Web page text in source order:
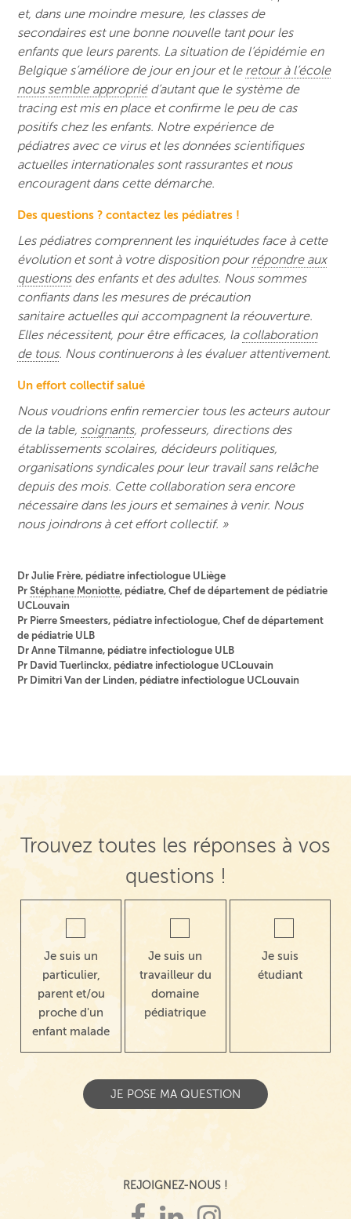
et, dans une moindre mesure, les classes de
secondaires est une bonne nouvelle tant pour les
enfants que leurs parents. La situation de l’épidémie en
Belgique s’améliore de jour en jour et le retour à l’école
nous semble appropriéd’autant que le système de
tracing est mis en place et confirme le peu de cas
positifs chez les enfants. Notre expérience de
pédiatres avec ce virus et les données scientifiques
actuelles internationales sont rassurantes et nous
encouragent dans cette démarche.
Des questions ? contactez les pédiatres !
Les pédiatres comprennent les inquiétudes face à cette
évolution et sont à votre disposition pourrépondre aux
questionsdes enfants et des adultes. Nous sommes
confiants dans les mesures de précaution
sanitaire actuelles qui accompagnent la réouverture.
Elles nécessitent, pour être efficaces, la collaboration
de tous. Nous continuerons à les évaluer attentivement.
Un effort collectif salué
Nous voudrions enfin remercier tous les acteurs autour
de la table, soignants, professeurs, directions des
établissements scolaires, décideurs politiques,
organisations syndicales pour leur travail sans relâche
depuis des mois. Cette collaboration sera encore
nécessaire dans les jours et semaines à venir. Nous
nous joindrons à cet effort collectif. »
Dr Julie Frère, pédiatre infectiologue ULiège
PrStéphane Moniotte, pédiatre, Chef de département de pédiatrie
UCLouvain
Pr Pierre Smeesters, pédiatre infectiologue, Chef de département
de pédiatrie ULB
Dr Anne Tilmanne, pédiatre infectiologue ULB
Pr David Tuerlinckx, pédiatre infectiologue UCLouvain
Pr Dimitri Van der Linden, pédiatre infectiologue UCLouvain
Navigation de post
Trouvez toutes les réponses à vos
questions !
Je suis un
particulier,
parent et/ou
proche d'un
enfant malade
Je suis un
travailleur du
domaine
pédiatrique
Je suis
étudiant
REJOIGNEZ-NOUS !